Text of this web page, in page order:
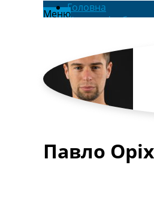
МенюГоловна
Новини футболу
Новини
Футбольні
Останні
Конкурс прогнозів
Логін
Рейтінги
Турніри
Чемпіонат
Павло